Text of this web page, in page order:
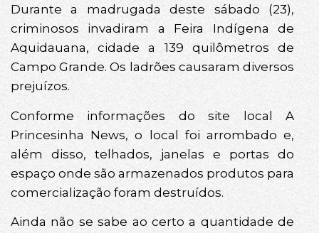
Durante a madrugada deste sábado (23),
criminosos invadiram a Feira Indígena de
Aquidauana, cidade a 139 quilômetros de
Campo Grande. Os ladrões causaram diversos
prejuízos.
Conforme informações do site local A
Princesinha News, o local foi arrombado e,
além disso, telhados, janelas e portas do
espaço onde são armazenados produtos para
comercialização foram destruídos.
Ainda não se sabe ao certo a quantidade de